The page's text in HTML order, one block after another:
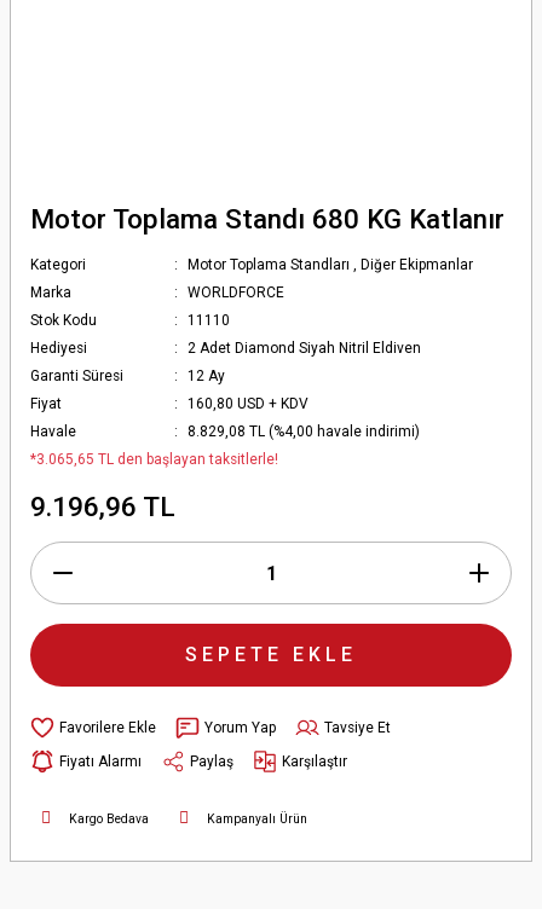
Motor Toplama Standı 680 KG Katlanır
Kategori Motor Toplama Standları , Diğer Ekipmanlar
Marka
WORLDFORCE
Stok Kodu
11110
Hediyesi
2 Adet Diamond Siyah Nitril Eldiven
Garanti Süresi
12 Ay
Fiyat
160,80 USD + KDV
Havale
8.829,08 TL (%4,00 havale indirimi)
*3.065,65 TL den başlayan taksitlerle!
9.196,96 TL
SEPETE EKLE
Yorum Yap
Tavsiye Et
Fiyatı Alarmı
Paylaş Karşılaştır
Kargo Bedava Kampanyalı Ürün